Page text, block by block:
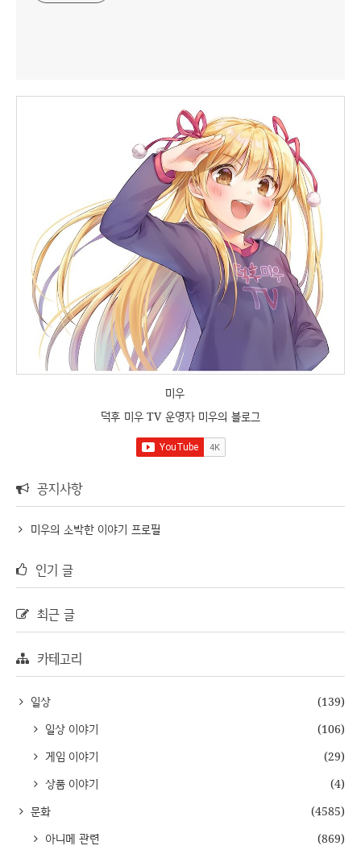
미우
덕후 미우 TV 운영자 미우의 블로그
공지사항
미우의 소박한 이야기 프로필
인기 글
최근 글
카테고리
일상
(139)
일상 이야기
(106)
게임 이야기
(29)
상품 이야기
(4)
문화
(4585)
아니메 관련
(869)